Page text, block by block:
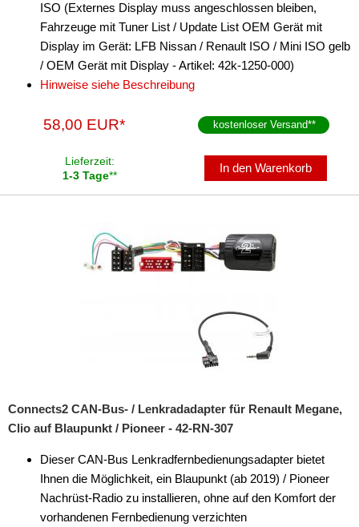
für Jeep
für John Deere
für KIA
für Land Rover
für Nissan
für Opel
für Peugeot
ISO (Externes Display muss angeschlossen bleiben,
Fahrzeuge mit Tuner List / Update List OEM Gerät mit
Display im Gerät: LFB Nissan / Renault ISO / Mini ISO gelb
/ OEM Gerät mit Display - Artikel: 42k-1250-000)
Hinweise siehe Beschreibung
58,00 EUR* kostenloser Versand**
Lieferzeit:
1-3 Tage**
In den Warenkorb
Connects2 CAN-Bus- / Lenkradadapter für Renault Megane,
Clio auf Blaupunkt / Pioneer - 42-RN-307
Dieser CAN-Bus Lenkradfernbedienungsadapter bietet
Ihnen die Möglichkeit, ein Blaupunkt (ab 2019) / Pioneer
Nachrüst-Radio zu installieren, ohne auf den Komfort der
vorhandenen Fernbedienung verzichten